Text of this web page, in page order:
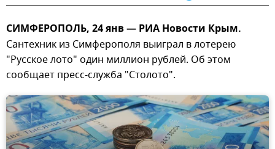
СИМФЕРОПОЛЬ, 24 янв — РИА Новости Крым.
Сантехник из Симферополя выиграл в лотерею
"Русское лото" один миллион рублей. Об этом
сообщает пресс-служба "Столото".